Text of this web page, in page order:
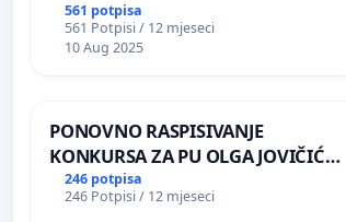
561 potpisa
561 Potpisi / 12 mjeseci
10 Aug 2025
PONOVNO RASPISIVANJE
KONKURSA ZA PU OLGA JOVIČIĆ
RITA KRALJEVO
246 potpisa
246 Potpisi / 12 mjeseci